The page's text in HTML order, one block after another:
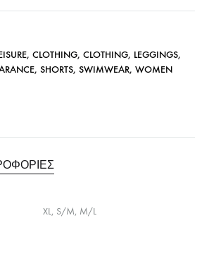
, CLOTHING, CLOTHING, LEGGINGS,
, SHORTS, SWIMWEAR, WOMEN
XL, S/M, M/L